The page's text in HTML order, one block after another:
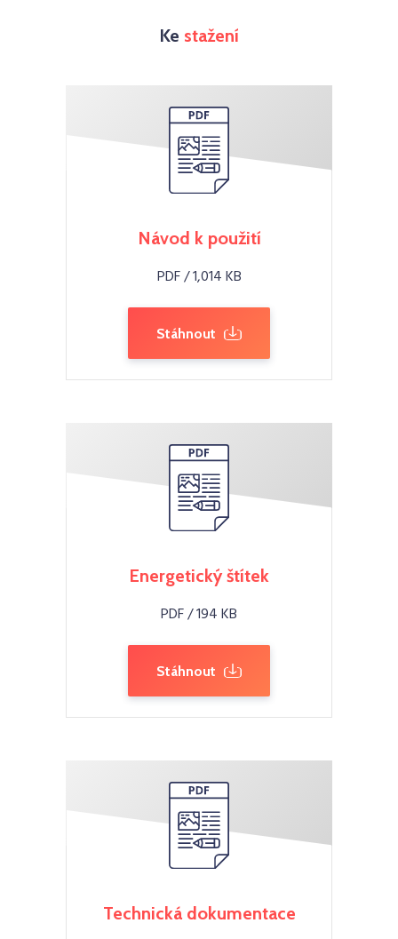
Ke stažení
Návod k použití
PDF / 1,014 KB
Stáhnout
Energetický štítek
PDF / 194 KB
Stáhnout
Technická dokumentace